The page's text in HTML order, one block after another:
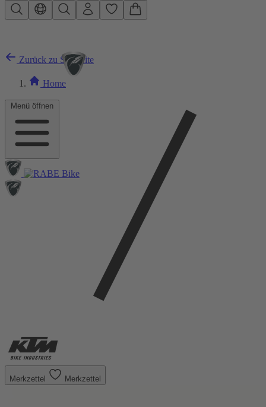
Zum Hauptinhalt springen
Menü öffnen
Zurück zu Startseite
Home
Merkzettel Merkzettel